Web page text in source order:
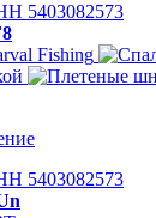
5403082573
5403082573